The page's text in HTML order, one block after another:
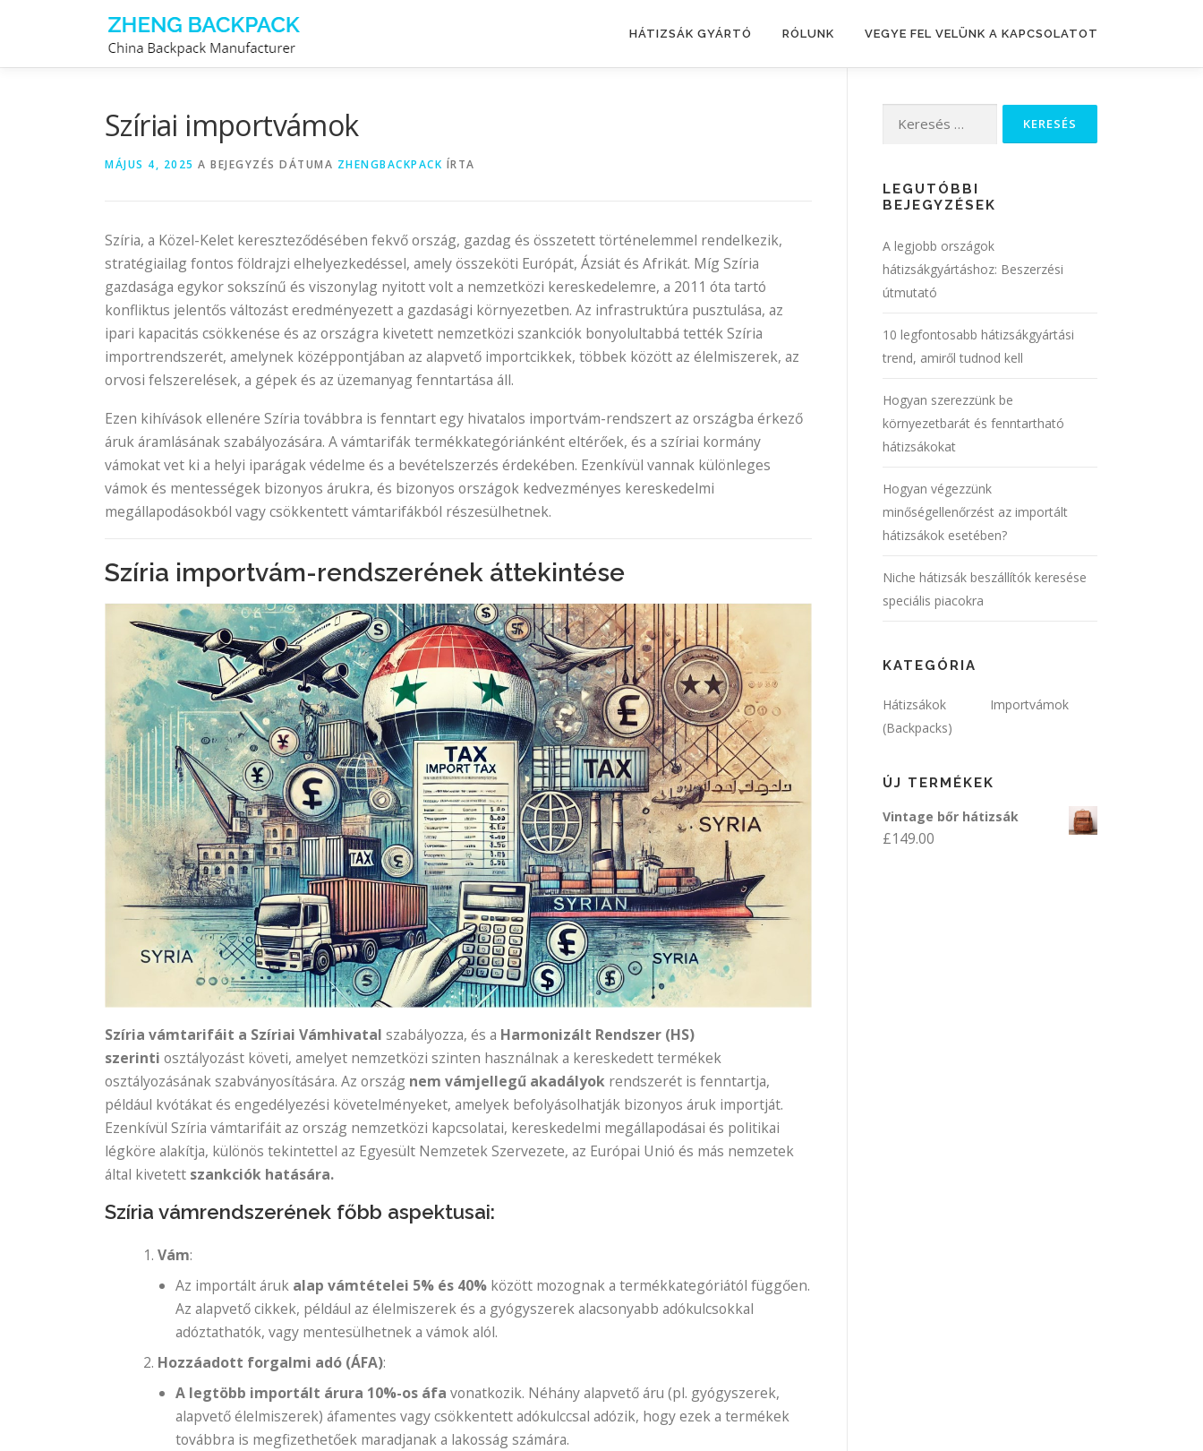
HÁTIZSÁK GYÁRTÓ RÓLUNK VEGYE FEL VELÜNK A KAPCSOLATOT
Szíriai importvámok
MÁJUS 4, 2025 A BEJEGYZÉS DÁTUMA ZHENGBACKPACK ÍRTA
Szíria, a Közel-Kelet kereszteződésében fekvő ország, gazdag és összetett történelemmel rendelkezik,
stratégiailag fontos földrajzi elhelyezkedéssel, amely összeköti Európát, Ázsiát és Afrikát. Míg Szíria
gazdasága egykor sokszínű és viszonylag nyitott volt a nemzetközi kereskedelemre, a 2011 óta tartó
konfliktus jelentős változást eredményezett a gazdasági környezetben. Az infrastruktúra pusztulása, az
ipari kapacitás csökkenése és az országra kivetett nemzetközi szankciók bonyolultabbá tették Szíria
importrendszerét, amelynek középpontjában az alapvető importcikkek, többek között az élelmiszerek, az
orvosi felszerelések, a gépek és az üzemanyag fenntartása áll.
Ezen kihívások ellenére Szíria továbbra is fenntart egy hivatalos importvám-rendszert az országba érkező
áruk áramlásának szabályozására. A vámtarifák termékkategóriánként eltérőek, és a szíriai kormány
vámokat vet ki a helyi iparágak védelme és a bevételszerzés érdekében. Ezenkívül vannak különleges
vámok és mentességek bizonyos árukra, és bizonyos országok kedvezményes kereskedelmi
megállapodásokból vagy csökkentett vámtarifákból részesülhetnek.
Szíria importvám-rendszerének áttekintése
Szíria vámtarifáit a Szíriai Vámhivatal szabályozza, és a Harmonizált Rendszer (HS)
szerinti osztályozást követi, amelyet nemzetközi szinten használnak a kereskedett termékek
osztályozásának szabványosítására. Az ország nem vámjellegű akadályok rendszerét is fenntartja,
például kvótákat és engedélyezési követelményeket, amelyek befolyásolhatják bizonyos áruk importját.
Ezenkívül Szíria vámtarifáit az ország nemzetközi kapcsolatai, kereskedelmi megállapodásai és politikai
légköre alakítja, különös tekintettel az Egyesült Nemzetek Szervezete, az Európai Unió és más nemzetek
által kivetett szankciók hatására.
Szíria vámrendszerének főbb aspektusai:
Vám:
Az importált áruk alap vámtételei 5% és 40% között mozognak a termékkategóriától függően.
Az alapvető cikkek, például az élelmiszerek és a gyógyszerek alacsonyabb adókulcsokkal
adóztathatók, vagy mentesülhetnek a vámok alól.
Hozzáadott forgalmi adó (ÁFA):
A legtöbb importált árura 10%-os áfa vonatkozik. Néhány alapvető áru (pl. gyógyszerek,
alapvető élelmiszerek) áfamentes vagy csökkentett adókulccsal adózik, hogy ezek a termékek
továbbra is megfizethetőek maradjanak a lakosság számára.
Keresés:
LEGUTÓBBI
BEJEGYZÉSEK
A legjobb országok
hátizsákgyártáshoz: Beszerzési
útmutató
10 legfontosabb hátizsákgyártási
trend, amiről tudnod kell
Hogyan szerezzünk be
környezetbarát és fenntartható
hátizsákokat
Hogyan végezzünk
minőségellenőrzést az importált
hátizsákok esetében?
Niche hátizsák beszállítók keresése
speciális piacokra
KATEGÓRIA
Hátizsákok
(Backpacks)
Importvámok
ÚJ TERMÉKEK
Vintage bőr hátizsák
£149.00